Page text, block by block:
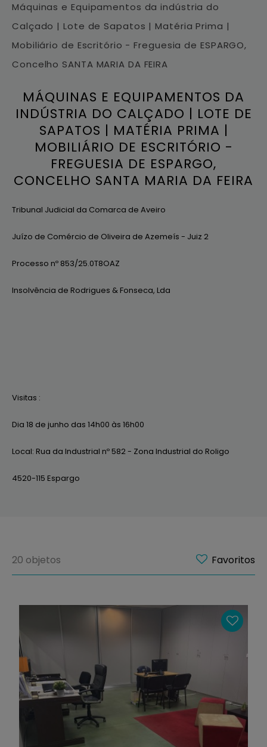
Máquinas e Equipamentos da indústria do
Calçado | Lote de Sapatos | Matéria Prima |
Mobiliário de Escritório - Freguesia de ESPARGO,
Concelho SANTA MARIA DA FEIRA
MÁQUINAS E EQUIPAMENTOS DA
INDÚSTRIA DO CALÇADO | LOTE DE
SAPATOS | MATÉRIA PRIMA |
MOBILIÁRIO DE ESCRITÓRIO -
FREGUESIA DE ESPARGO,
CONCELHO SANTA MARIA DA FEIRA
Tribunal Judicial da Comarca de Aveiro
Juízo de Comércio de Oliveira de Azemeís - Juiz 2
Processo nº 853/25.0T8OAZ
Insolvência de Rodrigues & Fonseca, Lda
Visitas :
Dia 18 de junho das 14h00 às 16h00
Local: Rua da Industrial nº 582 - Zona Industrial do Roligo
4520-115 Espargo
20 objetos Favoritos